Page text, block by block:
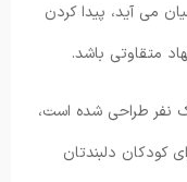
می آید، پیدا کردن
متقاوتی باشد.
نفر طراحی شده است،
کودکان دلبندتان